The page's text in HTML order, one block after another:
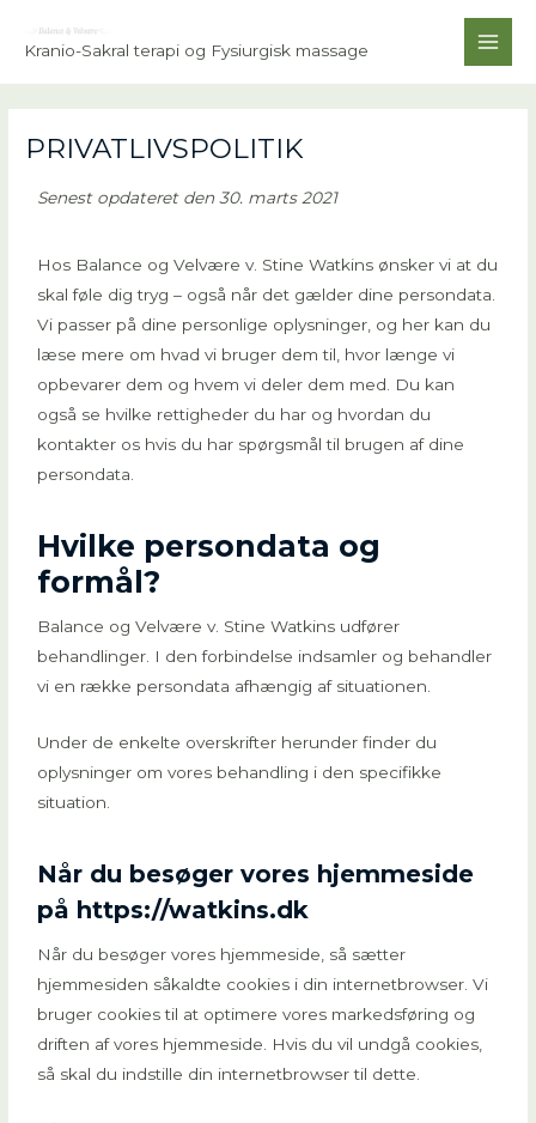
Kranio-Sakral terapi og Fysiurgisk massage
PRIVATLIVSPOLITIK
Senest opdateret den 30. marts 2021
Hos Balance og Velvære v. Stine Watkins ønsker vi at du
skal føle dig tryg – også når det gælder dine persondata.
Vi passer på dine personlige oplysninger, og her kan du
læse mere om hvad vi bruger dem til, hvor længe vi
opbevarer dem og hvem vi deler dem med. Du kan
også se hvilke rettigheder du har og hvordan du
kontakter os hvis du har spørgsmål til brugen af dine
persondata.
Hvilke persondata og
formål?
Balance og Velvære v. Stine Watkins udfører
behandlinger. I den forbindelse indsamler og behandler
vi en række persondata afhængig af situationen.
Under de enkelte overskrifter herunder finder du
oplysninger om vores behandling i den specifikke
situation.
Når du besøger vores hjemmeside
på https://watkins.dk
Når du besøger vores hjemmeside, så sætter
hjemmesiden såkaldte cookies i din internetbrowser. Vi
bruger cookies til at optimere vores markedsføring og
driften af vores hjemmeside. Hvis du vil undgå cookies,
så skal du indstille din internetbrowser til dette.